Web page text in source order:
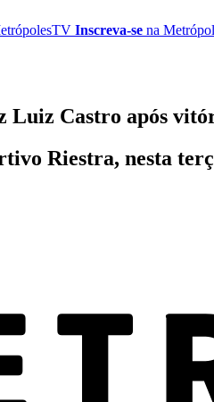
Inscreva-se na
Luiz Castro após
Riestra, nesta